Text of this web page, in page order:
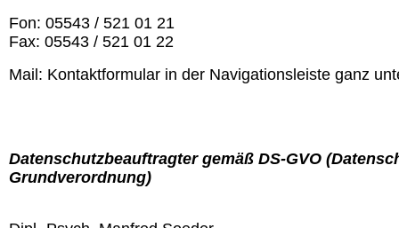
Fon: 05543 / 521 01 21
Fax: 05543 / 521 01 22
Mail: Kontaktformular in der Navigationsleiste ganz
Datenschutzbeauftragter gemäß DS-GVO
Grundverordnung)